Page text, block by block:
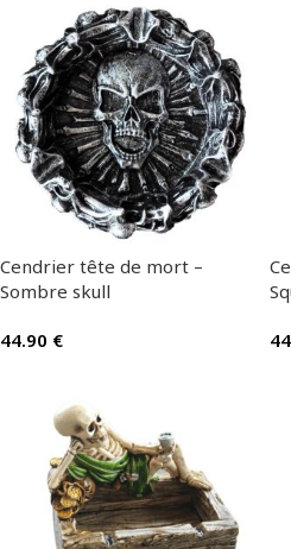
Cendrier tête de mort –
Sombre skull
44.90 €